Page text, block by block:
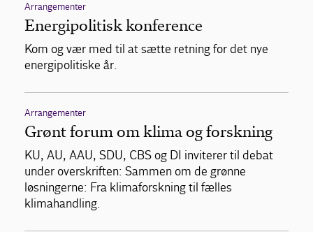
Arrangementer
Energipolitisk konference
Kom og vær med til at sætte retning for det nye
energipolitiske år.
Arrangementer
Grønt forum om klima og forskning
KU, AU, AAU, SDU, CBS og DI inviterer til debat
under overskriften: Sammen om de grønne
løsningerne: Fra klimaforskning til fælles
klimahandling.